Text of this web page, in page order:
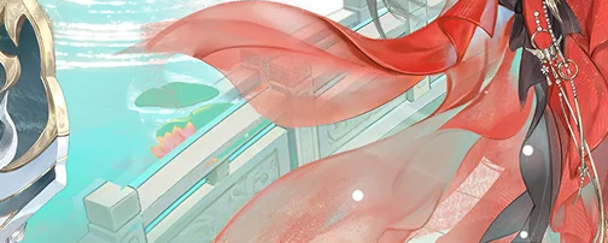
购卡充值 客服中心